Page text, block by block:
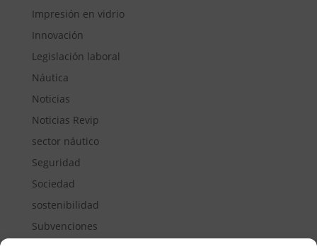
Impresión en vidrio
Innovación
Legislación laboral
Náutica
Noticias
Noticias Revip
sector náutico
Seguridad
Sociedad
sostenibilidad
Subvenciones